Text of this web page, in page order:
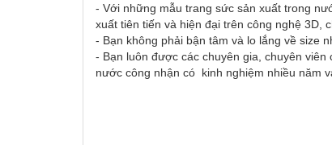
- Với những mẫu trang sức sản xuất trong
xuất tiên tiến và hiện đại trên công nghệ 3D,
- Bạn không phải bận tâm và lo lắng về size
- Bạn luôn được các chuyên gia, chuyên
nước công nhận có kinh nghiệm nhiều năm